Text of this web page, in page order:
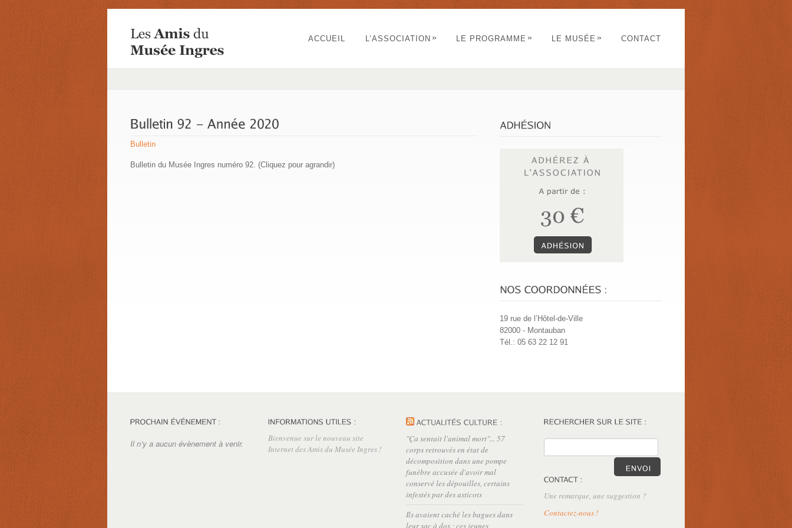
ACCUEIL L’ASSOCIATION » LE PROGRAMME » LE MUSÉE » CONTACT
Bulletin
Bulletin du Musée Ingres numéro 92. (Cliquez pour agrandir)
19 rue de l’Hôtel-de-Ville
82000 - Montauban
Tél.: 05 63 22 12 91
Il n’y a aucun évènement à venir.
Bienvenue sur le nouveau site
Internet des Amis du Musée Ingres !
"Ça sentait l'animal mort"... 57
corps retrouvés en état de
décomposition dans une pompe
funèbre accusée d'avoir mal
conservé les dépouilles, certains
infestés par des asticots
Ils avaient caché les bagues dans
leur sac à dos : ces jeunes
Une remarque, une suggestion ?
Contactez-nous !